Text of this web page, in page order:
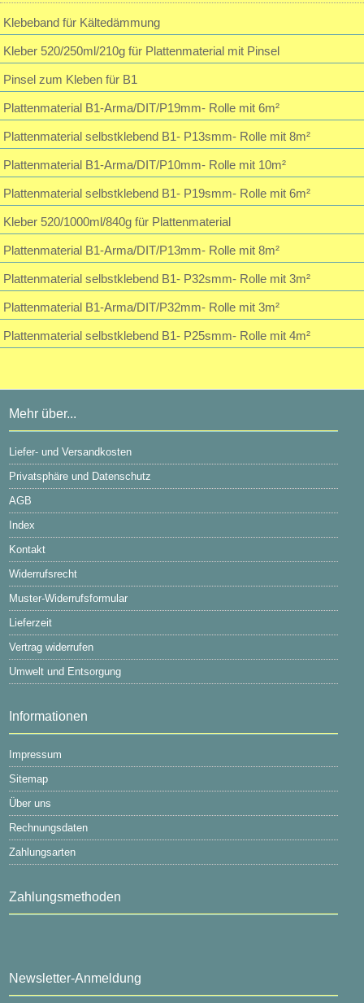
Passwort vergessen?
195,23 EUR
Klebeband für Kältedämmung
Kleber 520/250ml/210g für Plattenmaterial mit Pinsel
Pinsel zum Kleben für B1
Plattenmaterial B1-Arma/DIT/P19mm- Rolle mit 6m²
Plattenmaterial selbstklebend B1- P13smm- Rolle mit 8m²
Plattenmaterial B1-Arma/DIT/P10mm- Rolle mit 10m²
Plattenmaterial selbstklebend B1- P19smm- Rolle mit 6m²
Kleber 520/1000ml/840g für Plattenmaterial
Plattenmaterial B1-Arma/DIT/P13mm- Rolle mit 8m²
Plattenmaterial selbstklebend B1- P32smm- Rolle mit 3m²
Plattenmaterial B1-Arma/DIT/P32mm- Rolle mit 3m²
Plattenmaterial selbstklebend B1- P25smm- Rolle mit 4m²
Mehr über...
Liefer- und Versandkosten
Privatsphäre und Datenschutz
AGB
Index
Kontakt
Widerrufsrecht
Muster-Widerrufsformular
Lieferzeit
Vertrag widerrufen
Umwelt und Entsorgung
Informationen
Impressum
Sitemap
Über uns
Rechnungsdaten
Zahlungsarten
Zahlungsmethoden
Newsletter-Anmeldung